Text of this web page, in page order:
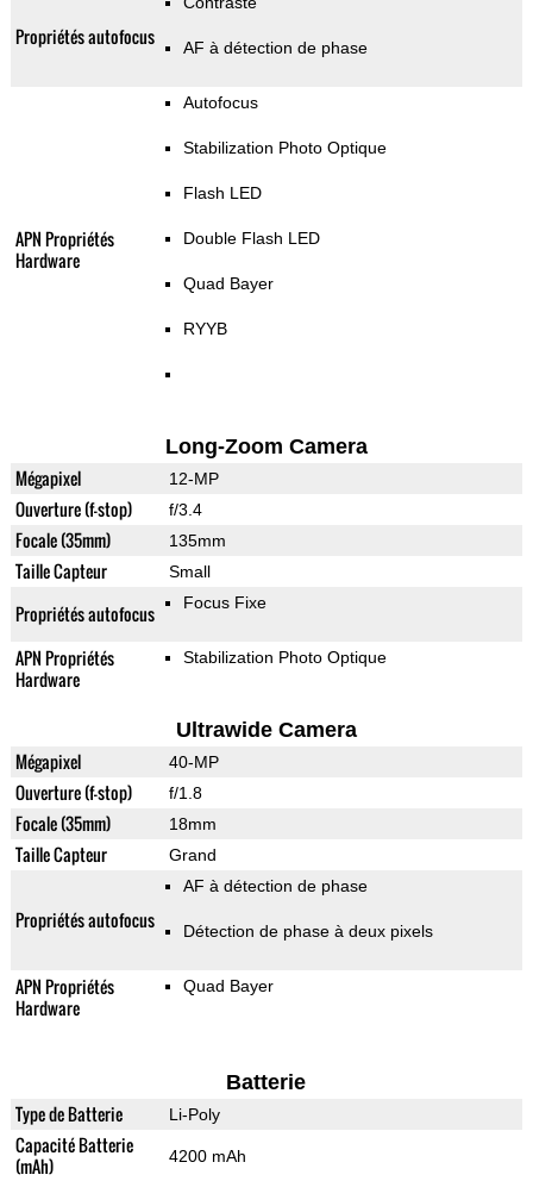
Propriétés autofocus AF à détection de phase
APN Propriétés
Hardware
Autofocus
Stabilization Photo Optique
Flash LED
Double Flash LED
Quad Bayer
RYYB
Long-Zoom Camera
Mégapixel 12-MP
Ouverture (f-stop) f/3.4
Focale (35mm) 135mm
Taille Capteur Small
Propriétés autofocus Focus Fixe
APN Propriétés
Hardware
Stabilization Photo Optique
Ultrawide Camera
Mégapixel 40-MP
Ouverture (f-stop) f/1.8
Focale (35mm) 18mm
Taille Capteur Grand
Propriétés autofocus
AF à détection de phase
Détection de phase à deux pixels
APN Propriétés
Hardware
Quad Bayer
Batterie
Type de Batterie Li-Poly
Capacité Batterie
(mAh)
4200 mAh